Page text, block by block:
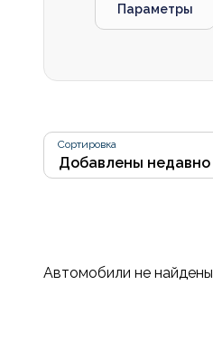
Параметры
Сортировка
Автомобили не найдены